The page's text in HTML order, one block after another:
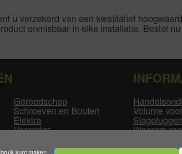
kunt maken
u verzekerd van een kwalitatief
onmisbaar in elke installatie. Bestel
Gereedschap
Schroeven en Bouten
Elektra
Verandas
Overige
Volume
Waarom
Pvc-buizen